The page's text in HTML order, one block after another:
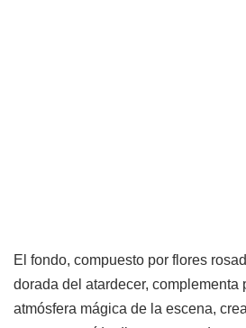
El fondo, compuesto por flores
dorada del atardecer, complementa
atmósfera mágica de la escena,